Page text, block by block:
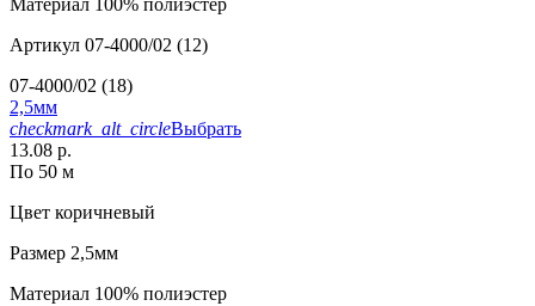
Материал 100% полиэстер
Артикул 07-4000/02 (12)
07-4000/02 (18)
2,5мм
checkmark_alt_circleВыбрать
13.08 р.
По 50 м
Цвет коричневый
Размер 2,5мм
Материал 100% полиэстер